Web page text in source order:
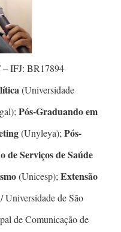
IFJ: BR17894
(Universidade
Pós-Graduando em
(Unyleya); Pós-
de Serviços de Saúde
(Unicesp); Extensão
Universidade de São
de Comunicação de